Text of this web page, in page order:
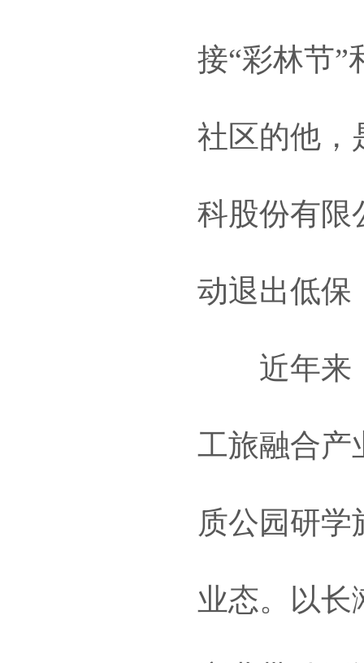
接“彩林节”
社区的他，
科股份有限
动退出低保
近年来，
工旅融合产
质公园研
业态。以长